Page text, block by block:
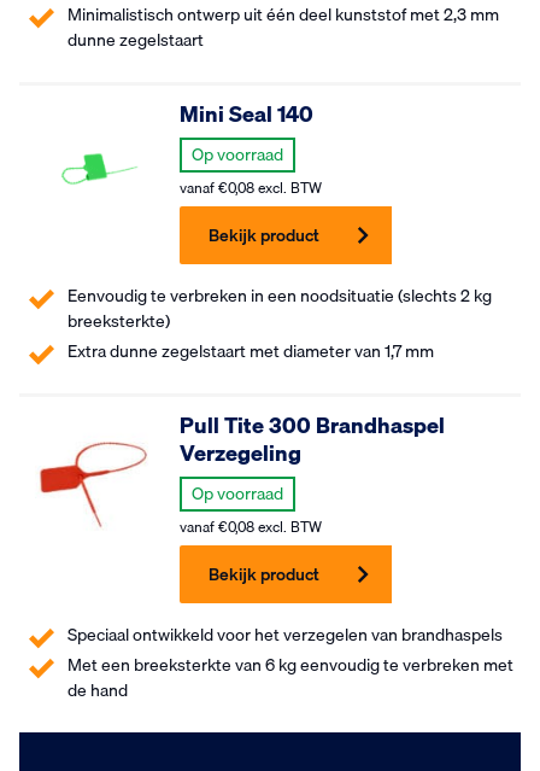
Minimalistisch ontwerp uit één deel kunststof met 2,3 mm
dunne zegelstaart
Eenvoudig te verbreken in een noodsituatie (slechts 2 kg
breeksterkte)
Extra dunne zegelstaart met diameter van 1,7 mm
Mini Seal 140
Op voorraad
vanaf€0,08excl. BTW
Bekijk product
Speciaal ontwikkeld voor het verzegelen van brandhaspels
Met een breeksterkte van 6 kg eenvoudig te verbreken met
de hand
Pull Tite 300 Brandhaspel
Verzegeling
Op voorraad
vanaf€0,08excl. BTW
Bekijk product